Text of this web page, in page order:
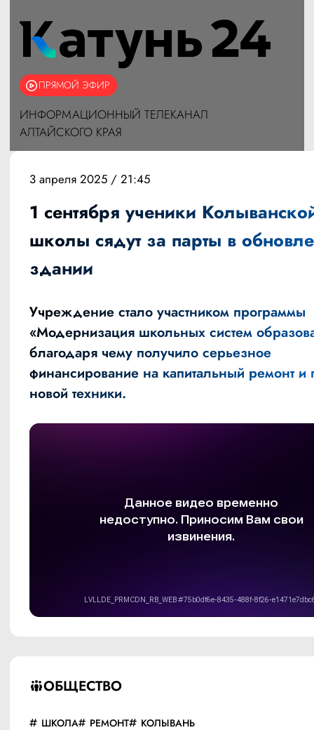
ПРЯМОЙ ЭФИР
ИНФОРМАЦИОННЫЙ ТЕЛЕКАНАЛ
АЛТАЙСКОГО КРАЯ
ОБЩЕСТВО
ШКОЛА РЕМОНТ КОЛЫВАНЬ
3 апреля 2025 / 21:45
1 сентября ученики
школы сядут за парты в
здании
Учреждение стало участником программы
«Модернизация школьных систем
благодаря чему получило серьезное
финансирование на капитальный ремонт и
новой техники.